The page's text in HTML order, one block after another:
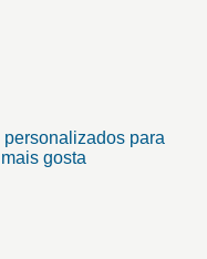
para
gosta